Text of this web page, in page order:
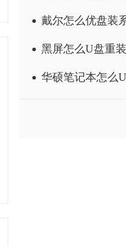
戴尔怎么优盘装